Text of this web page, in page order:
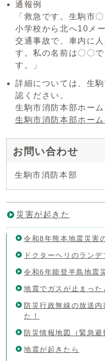
通報例
「救急です。生駒市
小学校から北へ10メ
交通事故で、車内に
す。私の名前は〇〇
す。」
詳細については、生
認ください。
生駒市消防本部ホー
生駒市消防本部ホーム
お問い合わせ
生駒市消防本部
災害が起きた
令和8年熊本地震災害
ドクターヘリのラン
令和6年能登半島地震
地震でガスが止まった
防災行政無線の放送
た！
防災情報地図（緊急避
地震が起きたら